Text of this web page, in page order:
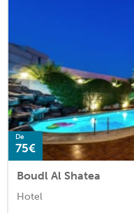
De
75€
Boudl Al Shatea
Hotel